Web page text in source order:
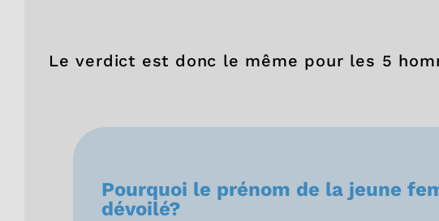
Le verdict est donc le même pour les 5
Pourquoi le prénom de la jeune
dévoilé?